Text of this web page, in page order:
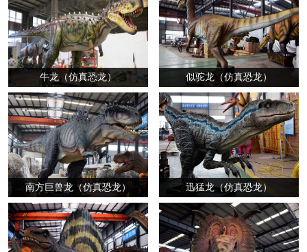
牛龙（仿真恐龙） 似驼龙（仿真恐龙）
南方巨兽龙（仿真恐龙） 迅猛龙（仿真恐龙）